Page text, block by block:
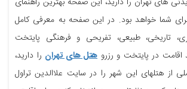
تهران باغ موزه قصر تهران
شما خواهد بود. در این صفحه به معرفی کامل
تاریخی، طبیعی، تفریحی و فرهنگی پایتخت
اقامت در پایتخت و رزرو هتل های تهران را دارید،
از هتلهای این شهر را در سایت علاالدین تراول